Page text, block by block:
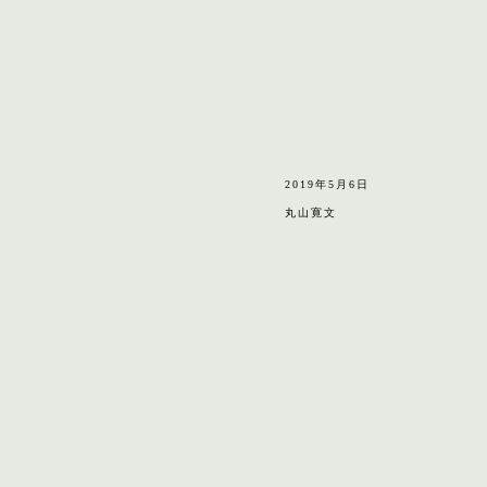
2019年5月6日
丸山寛文